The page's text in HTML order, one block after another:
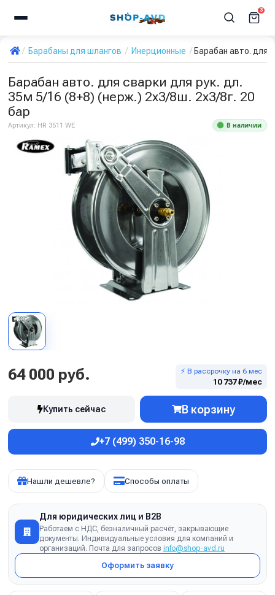
3
Барабаны для шлангов Инерционные Барабан авто. для
Барабан авто. для сварки для рук. дл.
35м 5/16 (8+8) (нерж.) 2x3/8ш. 2x3/8г. 20
бар
Артикул: HR 3511 WE В наличии
64 000 руб. ⚡ В рассрочку на 6 мес
10 737 ₽/мес
Купить сейчас В корзину
+7 (499) 350-16-98
Нашли дешевле? Способы оплаты
Для юридических лиц и B2B
Работаем с НДС, безналичный расчёт, закрывающие
документы. Индивидуальные условия для компаний и
организаций. Почта для запросов info@shop-avd.ru
Оформить заявку